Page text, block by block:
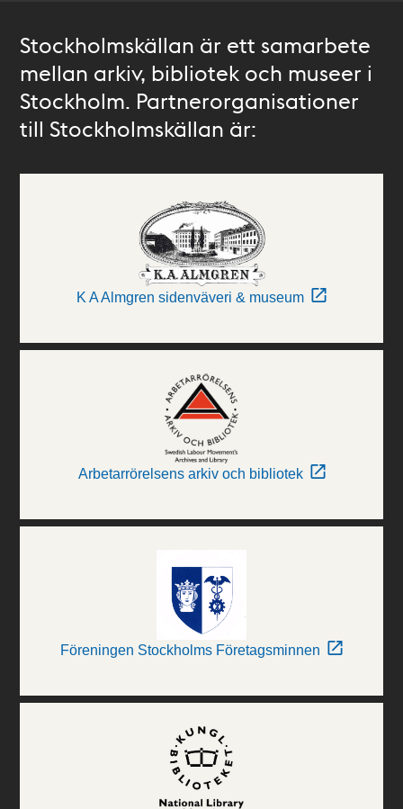
Stockholmskällan är ett samarbete
mellan arkiv, bibliotek och museer i
Stockholm. Partnerorganisationer
till Stockholmskällan är:
K A Almgren sidenväveri & museum
Arbetarrörelsens arkiv och bibliotek
Föreningen Stockholms Företagsminnen